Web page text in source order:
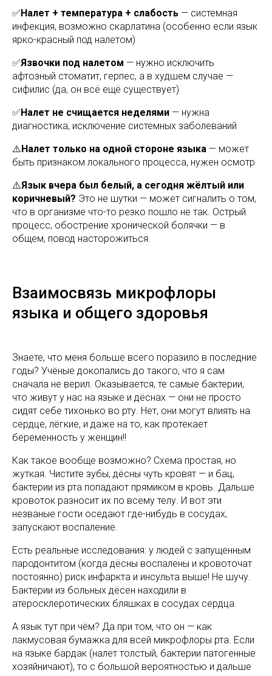
✅Налет + температура + слабость — системная
инфекция, возможно скарлатина (особенно если язык
ярко-красный под налетом)
✅Язвочки под налетом — нужно исключить
афтозный стоматит, герпес, а в худшем случае —
сифилис (да, он всё ещё существует)
✅Налет не счищается неделями — нужна
диагностика, исключение системных заболеваний
⚠️Налет только на одной стороне языка — может
быть признаком локального процесса, нужен осмотр
⚠️Язык вчера был белый, а сегодня жёлтый или
коричневый? Это не шутки — может сигналить о том,
что в организме что-то резко пошло не так. Острый
процесс, обострение хронической болячки — в
общем, повод насторожиться.
Взаимосвязь микрофлоры
языка и общего здоровья
Знаете, что меня больше всего поразило в последние
годы? Учёные докопались до такого, что я сам
сначала не верил. Оказывается, те самые бактерии,
что живут у нас на языке и дёснах — они не просто
сидят себе тихонько во рту. Нет, они могут влиять на
сердце, лёгкие, и даже на то, как протекает
беременность у женщин!!
Как такое вообще возможно? Схема простая, но
жуткая. Чистите зубы, дёсны чуть кровят — и бац,
бактерии из рта попадают прямиком в кровь. Дальше
кровоток разносит их по всему телу. И вот эти
незваные гости оседают где-нибудь в сосудах,
запускают воспаление.
Есть реальные исследования: у людей с запущенным
пародонтитом (когда дёсны воспалены и кровоточат
постоянно) риск инфаркта и инсульта выше! Не шучу.
Бактерии из больных дёсен находили в
атеросклеротических бляшках в сосудах сердца.
А язык тут при чём? Да при том, что он — как
лакмусовая бумажка для всей микрофлоры рта. Если
на языке бардак (налет толстый, бактерии патогенные
хозяйничают), то с большой вероятностью и дальше